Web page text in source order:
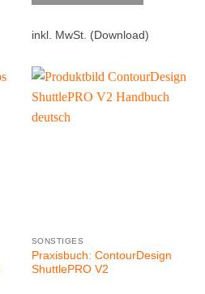
inkl. MwSt. (Download)
SONSTIGES
Praxisbuch: ContourDesign
ShuttlePRO V2